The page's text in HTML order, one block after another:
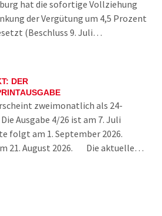
hat die sofortige Vollziehung
der Vergütung um 4,5 Prozent
(Beschluss 9. Juli…
DER
zweimonatlich als 24-
Ausgabe 4/26 ist am 7. Juli
folgt am 1. September 2026.
21. August 2026. Die aktuelle…